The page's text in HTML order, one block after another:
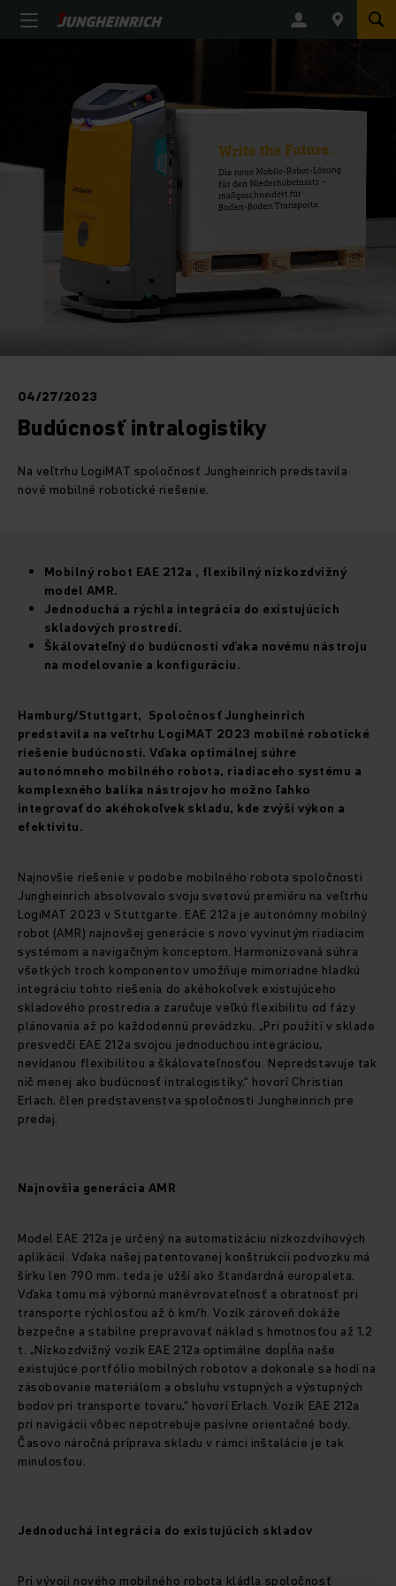
04/27/2023
Budúcnosť intralogistiky
Na veľtrhu LogiMAT spoločnosť Jungheinrich predstavila
nové mobilné robotické riešenie.
Mobilný robot EAE 212a , flexibilný nízkozdvižný
model AMR.
Jednoduchá a rýchla integrácia do existujúcich
skladových prostredí.
Škálovateľný do budúcnosti vďaka novému nástroju
na modelovanie a konfiguráciu.
Hamburg/Stuttgart, Spoločnosť Jungheinrich
predstavila na veľtrhu LogiMAT 2023 mobilné robotické
riešenie budúcnosti. Vďaka optimálnej súhre
autonómneho mobilného robota, riadiaceho systému a
komplexného balíka nástrojov ho možno ľahko
integrovať do akéhokoľvek skladu, kde zvýši výkon a
efektivitu.
Najnovšie riešenie v podobe mobilného robota spoločnosti
Jungheinrich absolvovalo svoju svetovú premiéru na veľtrhu
LogiMAT 2023 v Stuttgarte. EAE 212a je autonómny mobilný
robot (AMR) najnovšej generácie s novo vyvinutým riadiacim
systémom a navigačným konceptom. Harmonizovaná súhra
všetkých troch komponentov umožňuje mimoriadne hladkú
integráciu tohto riešenia do akéhokoľvek existujúceho
skladového prostredia a zaručuje veľkú flexibilitu od fázy
plánovania až po každodennú prevádzku. „Pri použití v sklade
presvedčí EAE 212a svojou jednoduchou integráciou,
nevídanou flexibilitou a škálovateľnosťou. Nepredstavuje tak
nič menej ako budúcnosť intralogistiky,“ hovorí Christian
Erlach, člen predstavenstva spoločnosti Jungheinrich pre
predaj.
Najnovšia generácia AMR
Model EAE 212a je určený na automatizáciu nízkozdvihových
aplikácií. Vďaka našej patentovanej konštrukcii podvozku má
šírku len 790 mm, teda je užší ako štandardná europaleta.
Vďaka tomu má výbornú manévrovateľnosť a obratnosť pri
transporte rýchlosťou až 6 km/h. Vozík zároveň dokáže
bezpečne a stabilne prepravovať náklad s hmotnosťou až 1,2
t. „Nízkozdvižný vozík EAE 212a optimálne dopĺňa naše
existujúce portfólio mobilných robotov a dokonale sa hodí na
zásobovanie materiálom a obsluhu vstupných a výstupných
bodov pri transporte tovaru,“ hovorí Erlach. Vozík EAE 212a
pri navigácii vôbec nepotrebuje pasívne orientačné body.
Časovo náročná príprava skladu v rámci inštalácie je tak
minulosťou.
Jednoduchá integrácia do existujúcich skladov
Pri vývoji nového mobilného robota kládla spoločnosť